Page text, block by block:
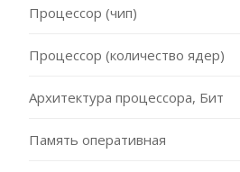
Процессор (чип)
Процессор (количество ядер)
Архитектура процессора, Бит
Память оперативная